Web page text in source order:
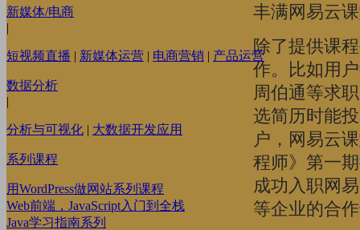
新媒体/电商
|
短视频直播 | 新媒体运营 | 电商营销 | 产品运营
数据分析
|
分析与可视化 | 大数据开发应用
系列课程
用WordPress做网站系列课程
Web前端，JavaScript入门到全栈
Java学习指南系列
丰满网易云
除了提供课
作。比如用
周伯通等求
选简历时能
户，网易云
程师》第一
成功入职网
等企业的合